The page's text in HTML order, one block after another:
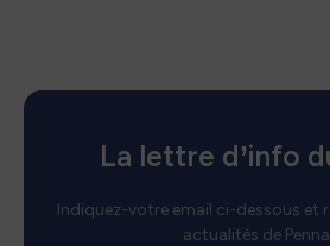
La lettre d’info
Indiquez-votre email ci-dessous et
actualités de